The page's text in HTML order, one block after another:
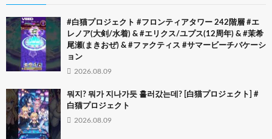
#白猫プロジェクト #フロンティアタワー 242階層 #エ
レノア(大剣/水着) & #エリクス/ユプス(12周年) & #茉希
尾瀬(まきおぜ) & #ファクティス #サマービーチバケーシ
ョン
2026.08.09
뭐지? 뭐가 지나가듯 흘러갔는데? [白猫プロジェクト] #
白猫プロジェクト
2026.08.09